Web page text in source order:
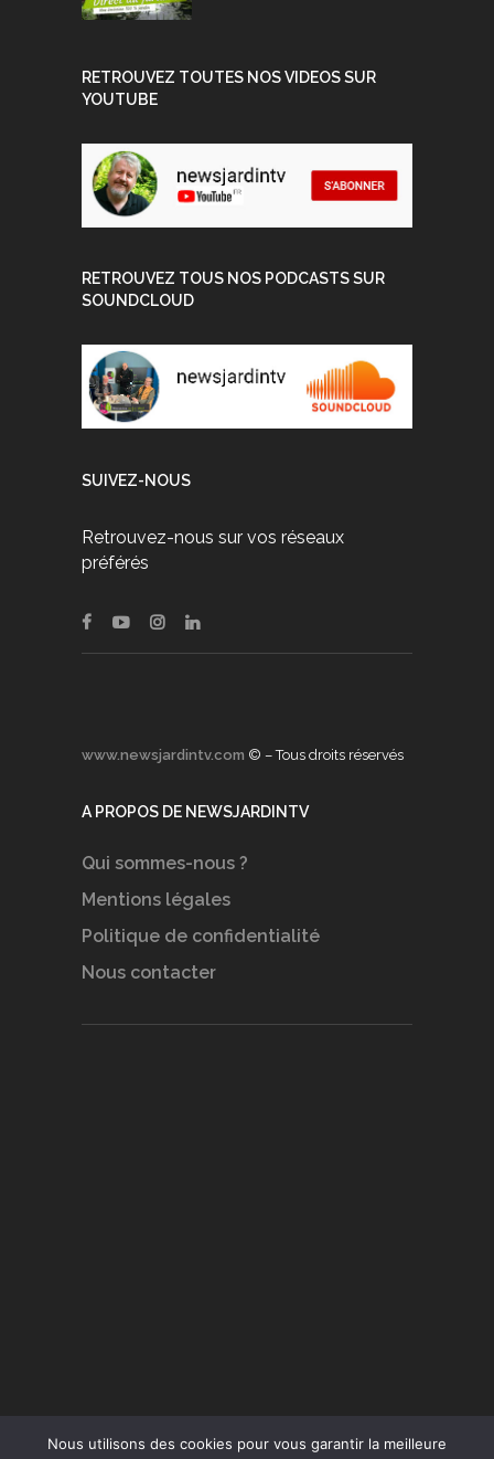
RETROUVEZ TOUTES NOS VIDEOS SUR
YOUTUBE
RETROUVEZ TOUS NOS PODCASTS SUR
SOUNDCLOUD
SUIVEZ-NOUS
Retrouvez-nous sur vos réseaux
préférés
www.newsjardintv.com © – Tous droits réservés
A PROPOS DE NEWSJARDINTV
Qui sommes-nous ?
Mentions légales
Politique de confidentialité
Nous contacter
Nous utilisons des cookies pour vous garantir la meilleure